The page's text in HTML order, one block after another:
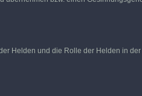
Helden und die Rolle der Helden in